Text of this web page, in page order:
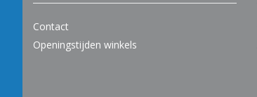
Contact
Openingstijden winkels